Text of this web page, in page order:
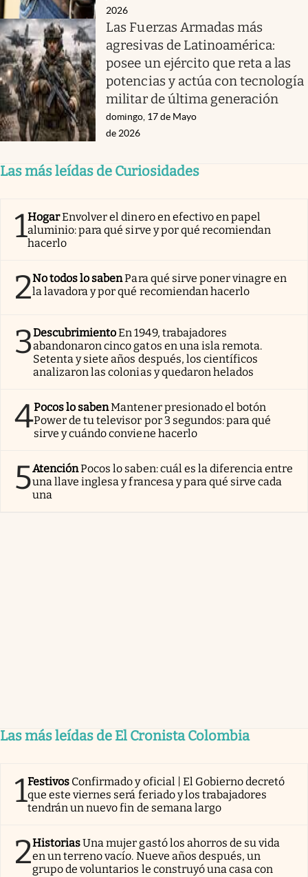
2026
Las Fuerzas Armadas más
agresivas de Latinoamérica:
posee un ejército que reta a las
potencias y actúa con tecnología
militar de última generación
domingo, 17 de Mayo
de 2026
Las más leídas de Curiosidades
1HogarEnvolver el dinero en efectivo en papel
aluminio: para qué sirve y por qué recomiendan
hacerlo
2No todos lo sabenPara qué sirve poner vinagre en
la lavadora y por qué recomiendan hacerlo
3DescubrimientoEn 1949, trabajadores
abandonaron cinco gatos en una isla remota.
Setenta y siete años después, los científicos
analizaron las colonias y quedaron helados
4Pocos lo sabenMantener presionado el botón
Power de tu televisor por 3 segundos: para qué
sirve y cuándo conviene hacerlo
5AtenciónPocos lo saben: cuál es la diferencia entre
una llave inglesa y francesa y para qué sirve cada
una
Las más leídas de El Cronista Colombia
1Festivos Confirmado y oficial | El Gobierno decretó
que este viernes será feriado y los trabajadores
tendrán un nuevo fin de semana largo
2HistoriasUna mujer gastó los ahorros de su vida
en un terreno vacío. Nueve años después, un
grupo de voluntarios le construyó una casa con